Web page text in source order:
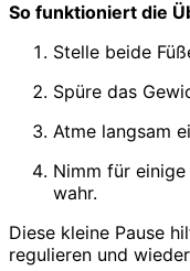
So funktioniert die
Stelle beide
Spüre das
Atme langsam
Nimm für
wahr.
Diese kleine Pause
regulieren und